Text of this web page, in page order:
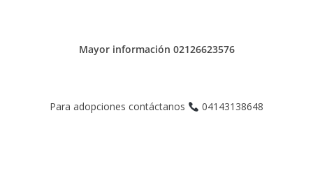
Mayor información 02126623576
Para adopciones contáctanos 04143138648